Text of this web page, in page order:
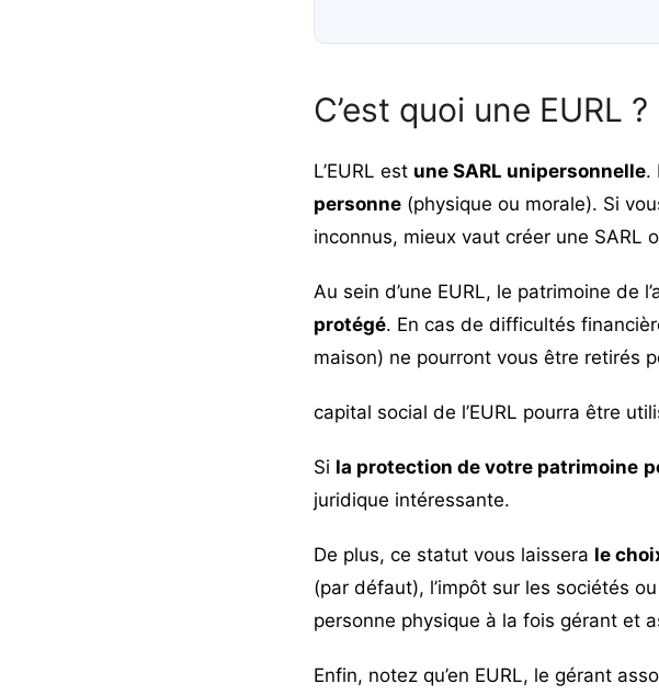
C’est quoi une EURL
L’EURL est une SARL unipersonnelle.
personne(physique ou morale). Si
inconnus, mieux vaut créer une SARL
Au sein d’une EURL, le patrimoine de
protégé. En cas de difficultés
maison) ne pourront vous être retirés
capital social de l’EURL pourra être
Si la protection de votre patrimoine
juridique intéressante.
De plus, ce statut vous laissera le
(par défaut), l’impôt sur les sociétés
personne physique à la fois gérant et
Enfin, notez qu’en EURL, le gérant